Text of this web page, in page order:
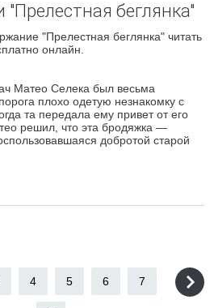
беглянка"
"Прелестная беглянка" читать
онлайн.
Матео Селека был весьма
плохо одетую незнакомку с
та передала ему привет от его
решил, что эта бродяжка —
добротой старой
4 5 6 7